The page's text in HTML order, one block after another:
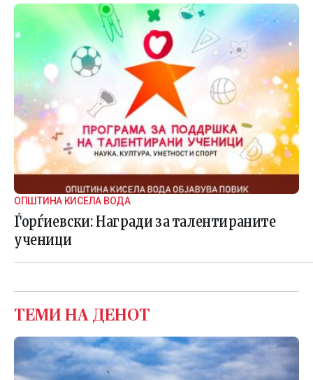
ОПШТИНА КИСЕЛА ВОДА
Ѓорѓиевски: Награди за талентираните
ученици
ТЕМИ НА ДЕНОТ